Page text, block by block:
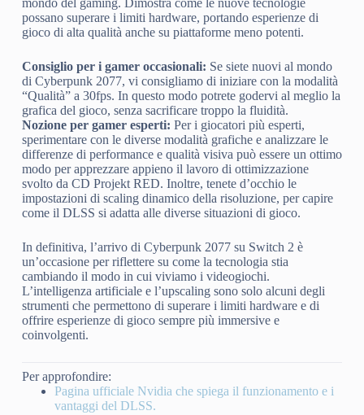
mondo del gaming. Dimostra come le nuove tecnologie
possano superare i limiti hardware, portando esperienze di
gioco di alta qualità anche su piattaforme meno potenti.
Consiglio per i gamer occasionali: Se siete nuovi al mondo
di Cyberpunk 2077, vi consigliamo di iniziare con la modalità
“Qualità” a 30fps. In questo modo potrete godervi al meglio la
grafica del gioco, senza sacrificare troppo la fluidità.
Nozione per gamer esperti: Per i giocatori più esperti,
sperimentare con le diverse modalità grafiche e analizzare le
differenze di performance e qualità visiva può essere un ottimo
modo per apprezzare appieno il lavoro di ottimizzazione
svolto da CD Projekt RED. Inoltre, tenete d’occhio le
impostazioni di scaling dinamico della risoluzione, per capire
come il DLSS si adatta alle diverse situazioni di gioco.
In definitiva, l’arrivo di Cyberpunk 2077 su Switch 2 è
un’occasione per riflettere su come la tecnologia stia
cambiando il modo in cui viviamo i videogiochi.
L’intelligenza artificiale e l’upscaling sono solo alcuni degli
strumenti che permettono di superare i limiti hardware e di
offrire esperienze di gioco sempre più immersive e
coinvolgenti.
Per approfondire:
Pagina ufficiale Nvidia che spiega il funzionamento e i
vantaggi del DLSS.